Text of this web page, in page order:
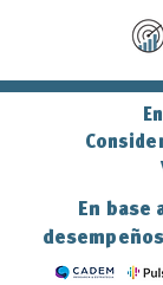
En base